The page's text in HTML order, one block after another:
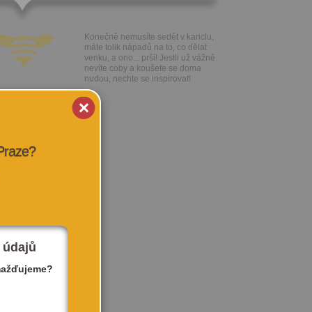
Konečně nemusíte sedět v kanclu,
máte tolik nápadů na to, co dělat
venku, a ono... prší! Jestli už vážně
nevíte coby a koušete se doma
nudou, nechte se inspirovat!